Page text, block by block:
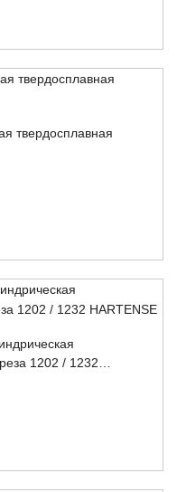
твердосплавная